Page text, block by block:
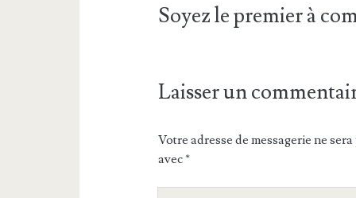
Soyez le premier à
Laisser un
Votre adresse de messagerie ne
avec*